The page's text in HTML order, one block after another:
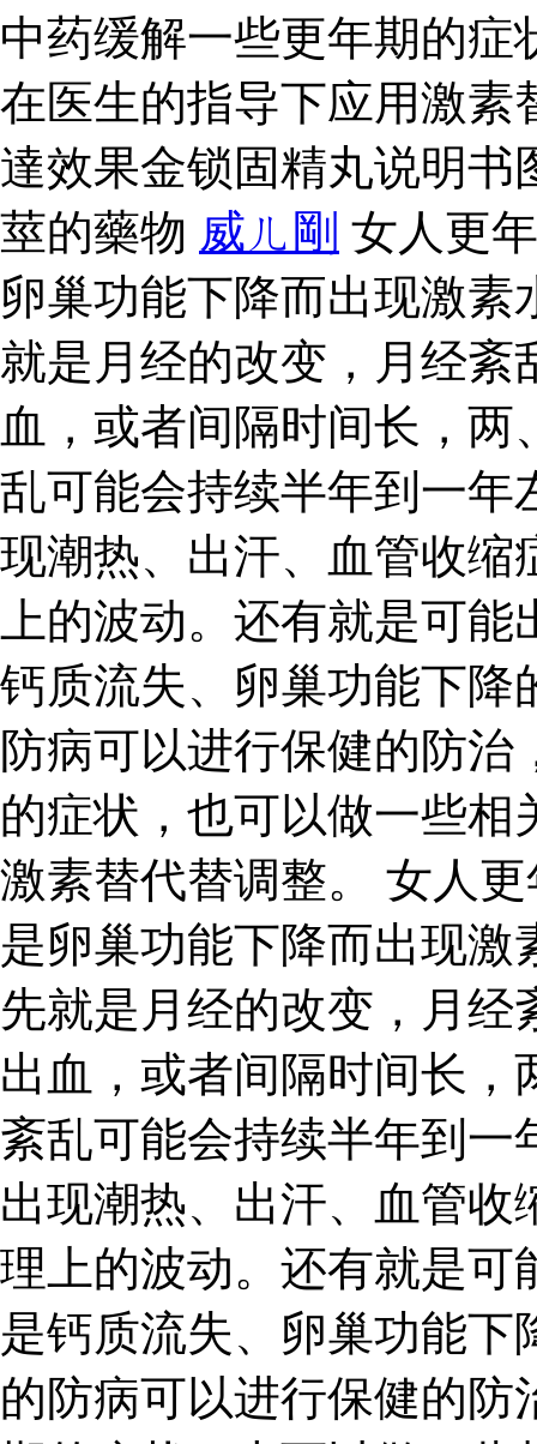
中药缓解一些更年期的
在医生的指导下应用激
達效果金锁固精丸说明书
莖的藥物 威ㄦ剛 女人更
卵巢功能下降而出现激
就是月经的改变，月经紊
血，或者间隔时间长，
乱可能会持续半年到一年
现潮热、出汗、血管收缩
上的波动。还有就是可
钙质流失、卵巢功能下降
防病可以进行保健的防
的症状，也可以做一些
激素替代替调整。 女人
是卵巢功能下降而出现
先就是月经的改变，月
出血，或者间隔时间长
紊乱可能会持续半年到一
出现潮热、出汗、血管
理上的波动。还有就是可
是钙质流失、卵巢功能
的防病可以进行保健的